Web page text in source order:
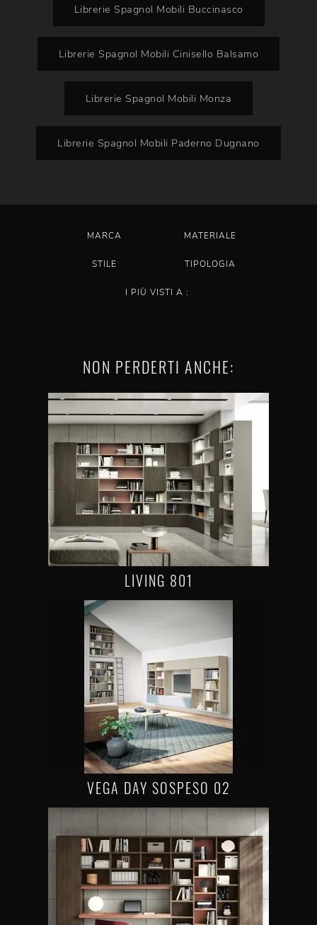
Librerie Spagnol Mobili Buccinasco
Librerie Spagnol Mobili Cinisello Balsamo
Librerie Spagnol Mobili Monza
Librerie Spagnol Mobili Paderno Dugnano
MARCA MATERIALE
STILE TIPOLOGIA
I PIÙ VISTI A :
NON PERDERTI ANCHE:
LIVING 801
VEGA DAY SOSPESO 02